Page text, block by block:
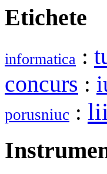
Etichete
informatica :
concurs :
porusniuc :